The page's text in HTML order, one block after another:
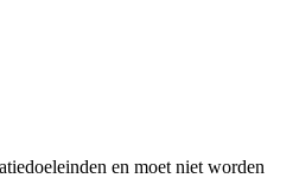
en moet niet worden